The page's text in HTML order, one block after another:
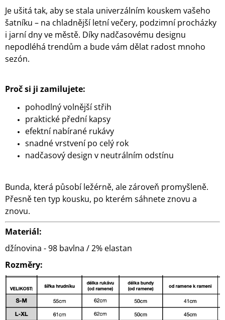
Je ušitá tak, aby se stala univerzálním kouskem vašeho
šatníku – na chladnější letní večery, podzimní procházky
i jarní dny ve městě. Díky nadčasovému designu
nepodléhá trendům a bude vám dělat radost mnoho
sezón.
Proč si ji zamilujete:
pohodlný volnější střih
praktické přední kapsy
efektní nabírané rukávy
snadné vrstvení po celý rok
nadčasový design v neutrálním odstínu
Bunda, která působí ležérně, ale zároveň promyšleně.
Přesně ten typ kousku, po kterém sáhnete znovu a
znovu.
Materiál:
džínovina - 98 bavlna / 2% elastan
Rozměry: